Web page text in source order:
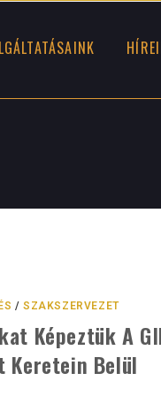
/SZAKSZERVEZET
Képeztük A
Belül